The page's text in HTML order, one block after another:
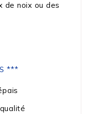
de noix ou des
***